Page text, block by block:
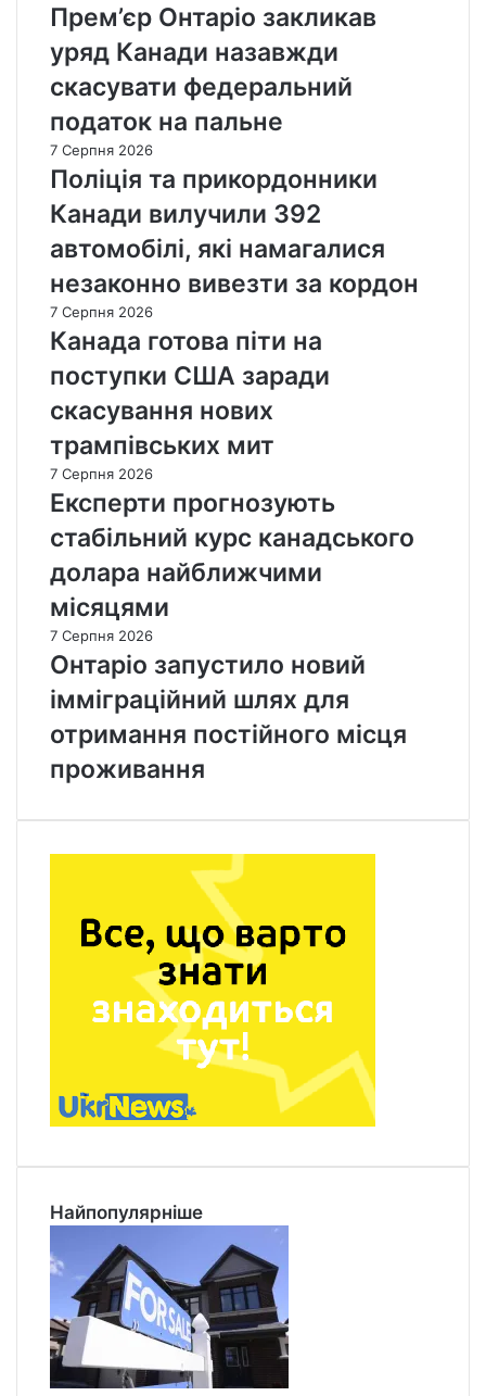
Прем’єр Онтаріо закликав
уряд Канади назавжди
скасувати федеральний
податок на пальне
7 Серпня 2026
Поліція та прикордонники
Канади вилучили 392
автомобілі, які намагалися
незаконно вивезти за кордон
7 Серпня 2026
Канада готова піти на
поступки США заради
скасування нових
трампівських мит
7 Серпня 2026
Експерти прогнозують
стабільний курс канадського
долара найближчими
місяцями
7 Серпня 2026
Онтаріо запустило новий
імміграційний шлях для
отримання постійного місця
проживання
Найпопулярніше